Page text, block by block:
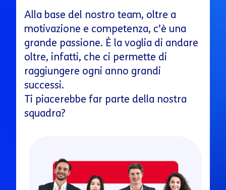
Alla base del nostro team, oltre a
motivazione e competenza, c’è una
grande passione. È la voglia di andare
oltre, infatti, che ci permette di
raggiungere ogni anno grandi
successi.
Ti piacerebbe far parte della nostra
squadra?